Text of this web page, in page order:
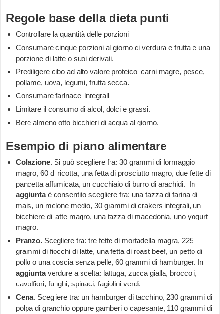
Regole base della dieta punti
Controllare la quantità delle porzioni
Consumare cinque porzioni al giorno di verdura e frutta e una
porzione di latte o suoi derivati.
Prediligere cibo ad alto valore proteico: carni magre, pesce,
pollame, uova, legumi, frutta secca.
Consumare farinacei integrali
Limitare il consumo di alcol, dolci e grassi.
Bere almeno otto bicchieri di acqua al giorno.
Esempio di piano alimentare
Colazione. Si può scegliere fra: 30 grammi di formaggio
magro, 60 di ricotta, una fetta di prosciutto magro, due fette di
pancetta affumicata, un cucchiaio di burro di arachidi. In
aggiuntaè consentito scegliere fra: una tazza di farina di
mais, un melone medio, 30 grammi di crakers integrali, un
bicchiere di latte magro, una tazza di macedonia, uno yogurt
magro.
Pranzo. Scegliere tra: tre fette di mortadella magra, 225
grammi di fiocchi di latte, una fetta di roast beef, un petto di
pollo o una coscia senza pelle, 60 grammi di hamburger. In
aggiuntaverdure a scelta: lattuga, zucca gialla, broccoli,
cavolfiori, funghi, spinaci, fagiolini verdi.
Cena. Scegliere tra: un hamburger di tacchino, 230 grammi di
polpa di granchio oppure gamberi o capesante, 110 grammi di